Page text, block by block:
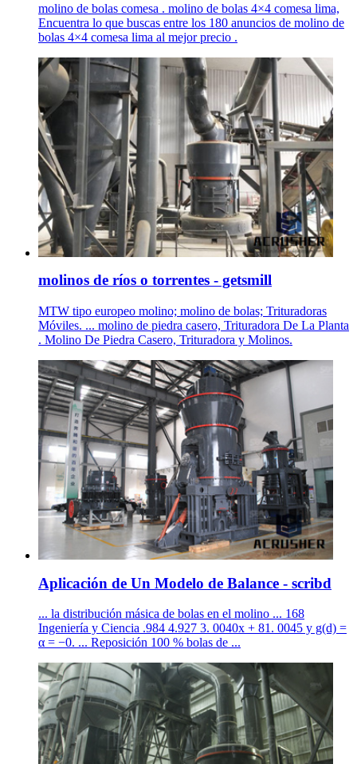
molino de bolas comesa . molino de bolas 4×4 comesa lima,
Encuentra lo que buscas entre los 180 anuncios de molino de
bolas 4×4 comesa lima al mejor precio .
molinos de ríos o torrentes - getsmill
MTW tipo europeo molino; molino de bolas; Trituradoras
Móviles. ... molino de piedra casero, Trituradora De La Planta
. Molino De Piedra Casero, Trituradora y Molinos.
Aplicación de Un Modelo de Balance - scribd
... la distribución másica de bolas en el molino ... 168
Ingeniería y Ciencia .984 4.927 3. 0040x + 81. 0045 y g(d) =
α = −0. ... Reposición 100 % bolas de ...